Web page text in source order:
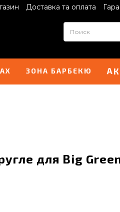
Доставка та оплата
ЗОНА БАРБЕКЮ АК
для Big